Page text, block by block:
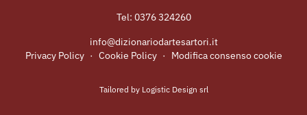
Tel: 0376 324260
info@dizionariodartesartori.it
Privacy Policy · Cookie Policy · Modifica consenso cookie
Tailored by Logistic Design srl